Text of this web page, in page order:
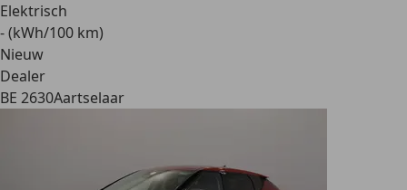
Elektrisch
- (kWh/100 km)
Nieuw
Dealer
BE 2630Aartselaar